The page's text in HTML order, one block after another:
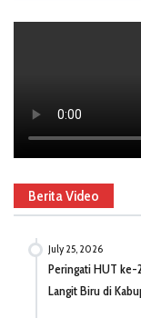
Berita Video
July 25, 2026
Peringati HUT
Langit Biru di